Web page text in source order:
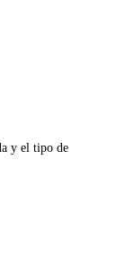
y el tipo de